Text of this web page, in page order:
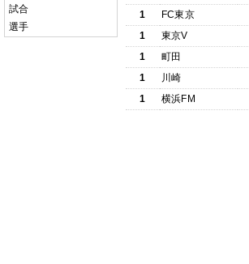
試合
選手
1
FC東京
1
東京V
1
町田
1
川崎
1
横浜FM